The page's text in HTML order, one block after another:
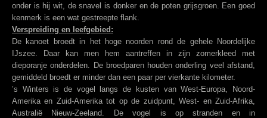
onder is hij wit, de snavel is donker en de poten grijsgroen. Een goed
kenmerk is een wat gestreepte flank.
Verspreiding en leefgebied:
De kanoet broedt in het hoge noorden rond de gehele Noordelijke
IJszee. Daar kan men hem aantreffen in zijn zomerkleed met
dieporanje onderdelen. De broedparen houden onderling veel afstand,
gemiddeld broedt er minder dan een paar per vierkante kilometer.
’s Winters is de vogel langs de kusten van West-Europa, Noord-
Amerika en Zuid-Amerika tot op de zuidpunt, West- en Zuid-Afrika,
Australië Nieuw-Zeeland. De vogel is op stranden en in